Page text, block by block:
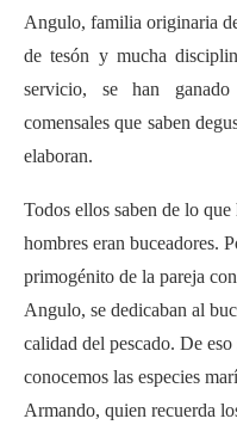
Angulo, familia originaria
de tesón y mucha
servicio, se han
comensales que saben
elaboran.
Todos ellos saben de lo
hombres eran buceadores.
primogénito de la pareja
Angulo, se dedicaban al
calidad del pescado. De
conocemos las especies
Armando, quien recuerda